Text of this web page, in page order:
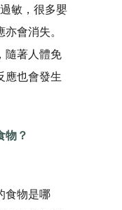
敏，很多嬰
會消失。
隨著人體免
應也會發生
物？
食物是哪